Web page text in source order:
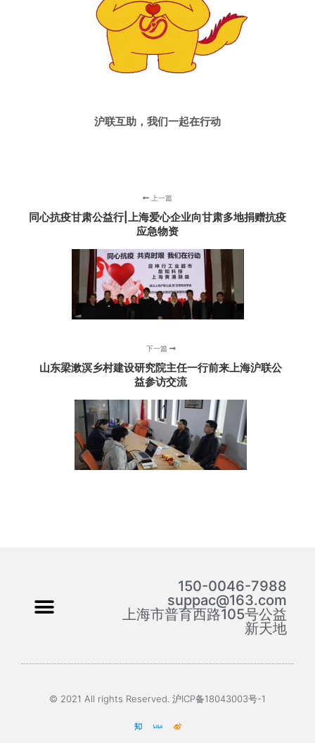
沪联互助，我们一起在行动
上一篇
同心抗疫甘肃公益行|上海爱心企业向甘肃多地捐赠抗疫
应急物资
下一篇
山东梁漱溟乡村建设研究院主任一行前来上海沪联公
益参访交流
150-0046-7988
suppac@163.com
上海市普育西路105号公益
新天地
© 2021 All rights Reserved. 沪ICP备18043003号-1